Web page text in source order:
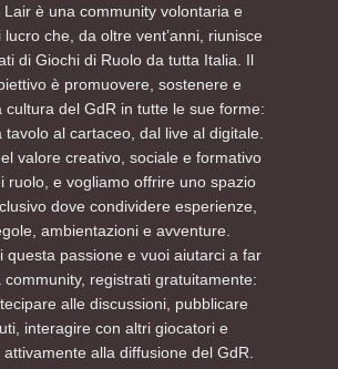
Lair è una community volontaria e
che, da oltre vent’anni, riunisce
di Giochi di Ruolo da tutta Italia. Il
è promuovere, sostenere e
cultura del GdR in tutte le sue forme:
tavolo al cartaceo, dal live al digitale.
valore creativo, sociale e formativo
ruolo, e vogliamo offrire uno spazio
dove condividere esperienze,
ambientazioni e avventure.
questa passione e vuoi aiutarci a far
community, registrati gratuitamente:
alle discussioni, pubblicare
interagire con altri giocatori e
alla diffusione del GdR.